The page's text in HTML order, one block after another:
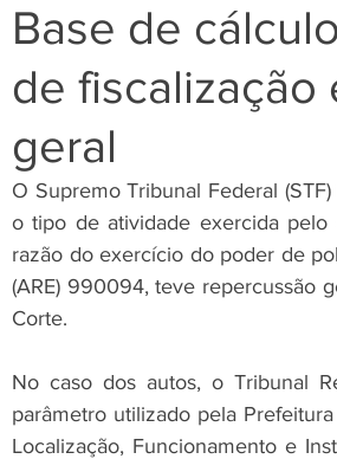
Base de
de fiscalização
geral
O Supremo Tribunal Federal
o tipo de atividade exercida
razão do exercício do poder de
(ARE) 990094, teve repercussão
Corte.
No caso dos autos, o Tribunal
parâmetro utilizado pela
Localização, Funcionamento e